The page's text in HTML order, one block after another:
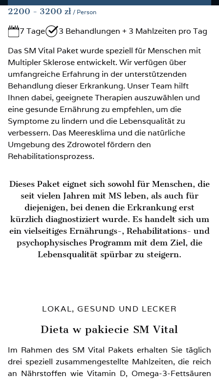
2200 - 3200 zł / Person
7 Tage
3 Behandlungen + 3 Mahlzeiten pro Tag
Das SM Vital Paket wurde speziell für Menschen mit
Multipler Sklerose entwickelt. Wir verfügen über
umfangreiche Erfahrung in der unterstützenden
Behandlung dieser Erkrankung. Unser Team hilft
Ihnen dabei, geeignete Therapien auszuwählen und
eine gesunde Ernährung zu empfehlen, um die
Symptome zu lindern und die Lebensqualität zu
verbessern. Das Meeresklima und die natürliche
Umgebung des Zdrowotel fördern den
Rehabilitationsprozess.
Dieses Paket eignet sich sowohl für Menschen, die
seit vielen Jahren mit MS leben, als auch für
diejenigen, bei denen die Erkrankung erst
kürzlich diagnostiziert wurde. Es handelt sich um
ein vielseitiges Ernährungs-, Rehabilitations- und
psychophysisches Programm mit dem Ziel, die
Lebensqualität spürbar zu steigern.
LOKAL, GESUND UND LECKER
Dieta w pakiecie SM Vital
Im Rahmen des SM Vital Pakets erhalten Sie täglich
drei speziell zusammengestellte Mahlzeiten, die reich
an Nährstoffen wie Vitamin D, Omega-3-Fettsäuren